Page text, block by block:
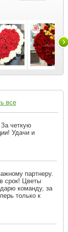
все
четкую
Удачи и
партнеру.
срок! Цветы
команду, за
только к